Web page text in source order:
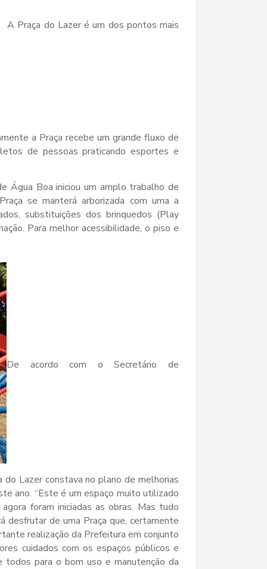
A Praça do Lazer é um dos pontos mais
a Praça recebe um grande fluxo de
de pessoas praticando esportes e
Água Boa iniciou um amplo trabalho de
se manterá arborizada com uma a
substituições dos brinquedos (Play
Para melhor acessibilidade, o piso e
De acordo com o Secretário de
Lazer constava no plano de melhorias
ano. “Este é um espaço muito utilizado
foram iniciadas as obras. Mas tudo
desfrutar de uma Praça que, certamente
realização da Prefeitura em conjunto
cuidados com os espaços públicos e
para o bom uso e manutenção da